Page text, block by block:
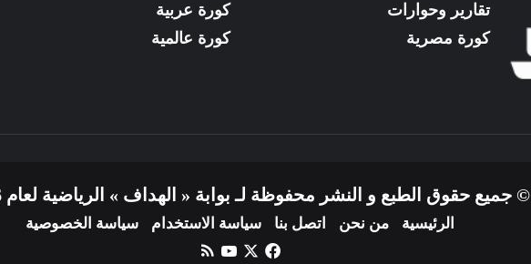
تقارير وحوارات
كورة مصرية
كورة عربية
كورة عالمية
© جميع حقوق الطبع و النشر محفوظة لـ بوابة « الهداف » الرياضية لعام 2026 م
الرئيسية من نحن اتصل بنا سياسة الاستخدام
سياسة الخصوصية
فيسبوك
X يوتيوبملخص